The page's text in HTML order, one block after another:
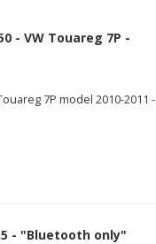
- VW Touareg 7P -
7P model 2010-2011 -
- "Bluetooth only"